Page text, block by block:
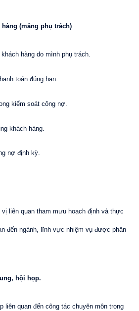
(mảng phụ trách)
hàng do mình phụ trách.
toán đúng hạn.
kiểm soát công nợ.
khách hàng.
nợ định kỳ.
liên quan tham mưu hoạch định và thực
đến ngành, lĩnh vực nhiệm vụ được phân
hội họp.
liên quan đến công tác chuyên môn trong